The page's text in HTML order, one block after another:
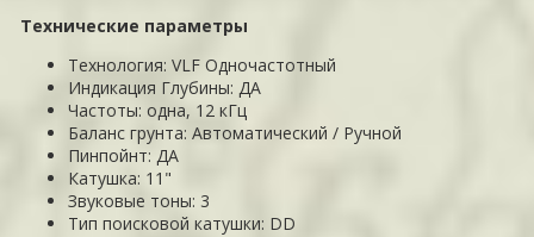
Технические параметры
Технология: VLF Одночастотный
Индикация Глубины: ДА
Частоты: одна, 12 кГц
Баланс грунта: Автоматический / Ручной
Пинпойнт: ДА
Катушка: 11"
Звуковые тоны: 3
Тип поисковой катушки: DD